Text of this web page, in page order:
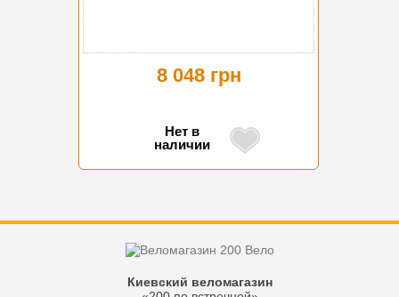
8 048 грн
Нет в
наличии
Киевский веломагазин